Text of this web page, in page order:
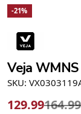
-21%
Veja
SKU:
129.99164.99